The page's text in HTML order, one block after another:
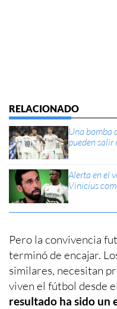
Una bomba
pueden salir
Alerta en el
Vinicius
Pero la convivencia
terminó de encajar.
similares, necesitan
viven el fútbol desde
resultado ha sido un